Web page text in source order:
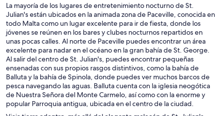
La mayoría de los lugares de entretenimiento nocturno de St.
Julian's están ubicados en la animada zona de Paceville, conocida en
todo Malta como un lugar excelente para ir de fiesta, donde los
jóvenes se reúnen en los bares y clubes nocturnos repartidos en
unas pocas calles. Al norte de Paceville puedes encontrar un área
excelente para nadar en el océano en la gran bahía de St. George.
Al salir del centro de St. Julian's, puedes encontrar pequeñas
ensenadas con sus propios rasgos distintivos, como la bahía de
Balluta y la bahía de Spinola, donde puedes ver muchos barcos de
pesca navegando las aguas. Balluta cuenta con la iglesia neogótica
de Nuestra Señora del Monte Carmelo, así como con la enorme y
popular Parroquia antigua, ubicada en el centro de la ciudad.